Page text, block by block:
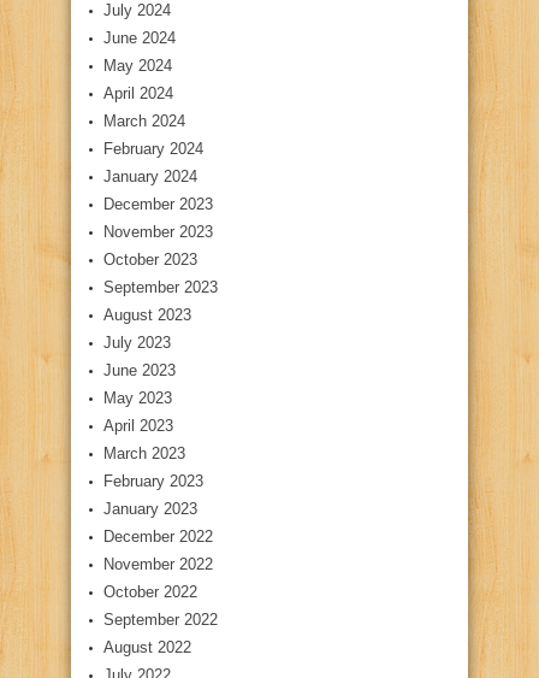
July 2024
June 2024
May 2024
April 2024
March 2024
February 2024
January 2024
December 2023
November 2023
October 2023
September 2023
August 2023
July 2023
June 2023
May 2023
April 2023
March 2023
February 2023
January 2023
December 2022
November 2022
October 2022
September 2022
August 2022